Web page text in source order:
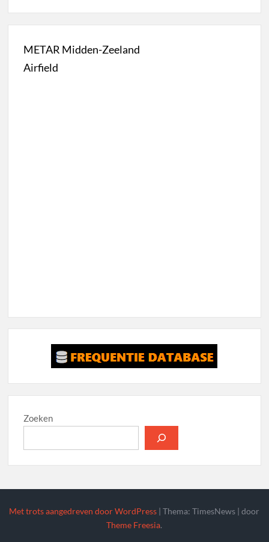
METAR Midden-Zeeland
Airfield
Zoeken
Met trots aangedreven door WordPress |Thema: TimesNews |door
Theme Freesia.